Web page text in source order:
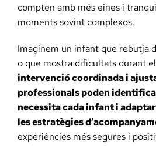
compten amb més eines i
moments sovint complexos.
Imaginem un infant que rebutja
o que mostra dificultats durant
intervenció coordinada i
professionals poden
necessita cada infant i
les estratègies
experiències més segures i